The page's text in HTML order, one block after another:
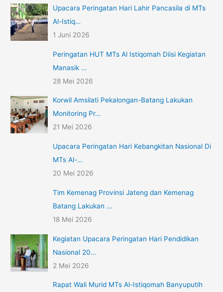
Upacara Peringatan Hari Lahir Pancasila di MTs
Al-Istiq…
1 Juni 2026
Peringatan HUT MTs Al Istiqomah Diisi Kegiatan
Manasik …
28 Mei 2026
Korwil Amsilati Pekalongan-Batang Lakukan
Monitoring Pr…
21 Mei 2026
Upacara Peringatan Hari Kebangkitan Nasional Di
MTs Al-…
20 Mei 2026
Tim Kemenag Provinsi Jateng dan Kemenag
Batang Lakukan …
18 Mei 2026
Kegiatan Upacara Peringatan Hari Pendidikan
Nasional 20…
2 Mei 2026
Rapat Wali Murid MTs Al-Istiqomah Banyuputih